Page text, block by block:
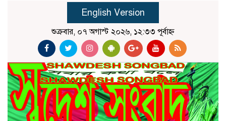
English Version
শুক্রবার, ০৭ অগাস্ট ২০২৬, ১২:৩৩ পূর্বাহ্ন